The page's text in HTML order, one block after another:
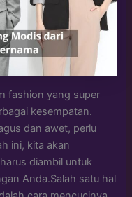
fashion yang super
kesempatan.
dan awet, perlu
ini, kita akan
diambil untuk
Anda.Salah satu hal